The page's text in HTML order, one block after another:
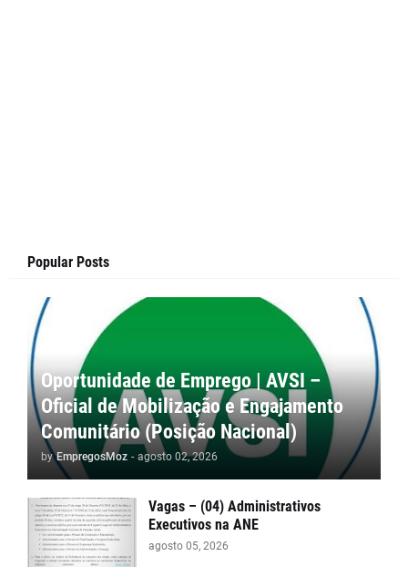
Popular Posts
Oportunidade de Emprego | AVSI –
Oficial de Mobilização e Engajamento
Comunitário (Posição Nacional)
by EmpregosMoz - agosto 02, 2026
Vagas – (04) Administrativos
Executivos na ANE
agosto 05, 2026